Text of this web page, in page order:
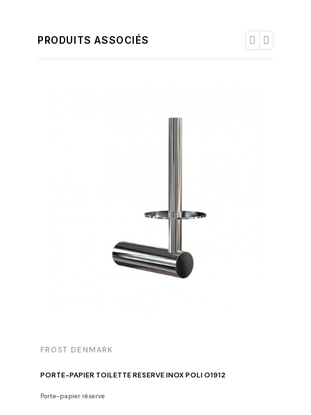
PRODUITS ASSOCIÉS
FROST DENMARK
PORTE-PAPIER TOILETTE RÉSERVE INOX POLI O1912
Porte-papier réserve